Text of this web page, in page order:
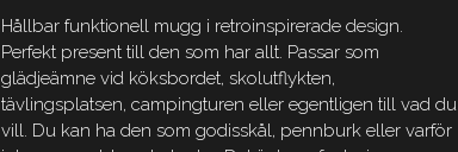
Hållbar funktionell mugg i retroinspirerade design.
Perfekt present till den som har allt. Passar som
glädjeämne vid köksbordet, skolutflykten,
tävlingsplatsen, campingturen eller egentligen till vad du
vill. Du kan ha den som godisskål, pennburk eller varför